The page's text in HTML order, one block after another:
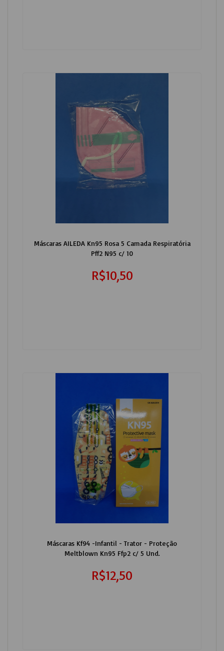
Máscaras AILEDA Kn95 Rosa 5 Camada Respiratória
Pff2 N95 c/ 10
R$10,50
Máscaras Kf94 -Infantil - Trator - Proteção
Meltblown Kn95 Ffp2 c/ 5 Und.
R$12,50